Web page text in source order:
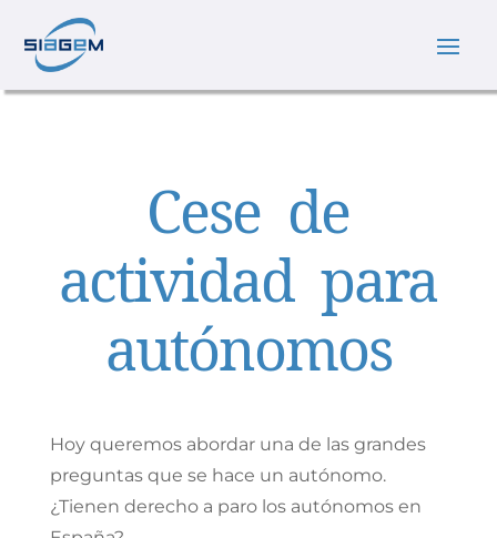
Cese de
actividad para
autónomos
Hoy queremos abordar una de las grandes
preguntas que se hace un autónomo.
¿Tienen derecho a paro los autónomos en